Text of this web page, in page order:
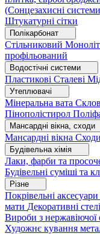
(Сонцезахисні
Штукатурні сітки
Полікарбонат
Стільниковий
профільований
Водостічні системи
Пластикові Сталеві
Утеплювачі
Мінеральна вата
Пінополістирол
Мансардні вікна, сходи
Мансардні вікна
Будівельна хімія
Лаки, фарби та
Будівельні суміші та
Різне
Покрівельні аксесуари
мати Декоративні стелі
Вироби з нержавіючої
Художнє кування